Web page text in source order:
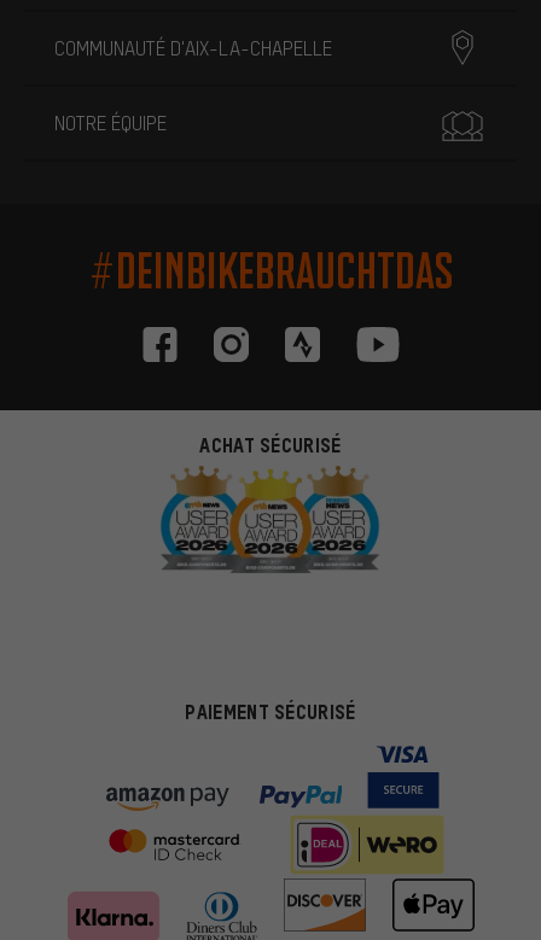
COMMUNAUTÉ D'AIX-LA-CHAPELLE
NOTRE ÉQUIPE
#DEINBIKEBRAUCHTDAS
ACHAT SÉCURISÉ
PAIEMENT SÉCURISÉ